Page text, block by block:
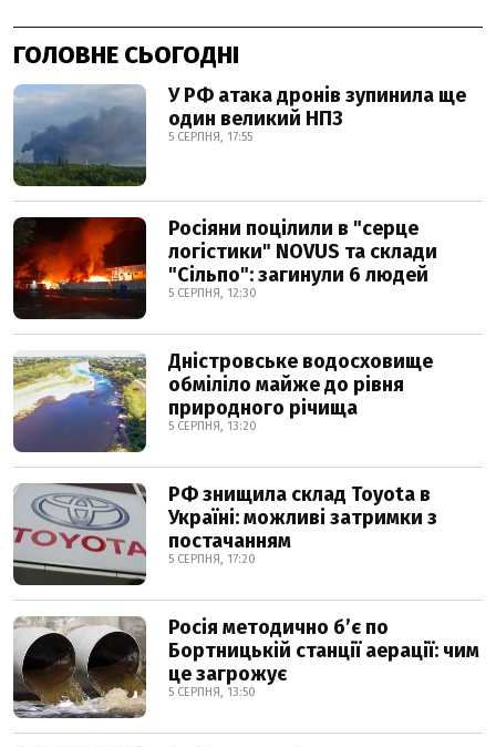
ГОЛОВНЕ СЬОГОДНІ
У РФ атака дронів зупинила ще
один великий НПЗ
5 СЕРПНЯ, 17:55
Росіяни поцілили в "серце
логістики" NOVUS та склади
"Сільпо": загинули 6 людей
5 СЕРПНЯ, 12:30
Дністровське водосховище
обміліло майже до рівня
природного річища
5 СЕРПНЯ, 13:20
РФ знищила склад Toyota в
Україні: можливі затримки з
постачанням
5 СЕРПНЯ, 17:20
Росія методично б’є по
Бортницькій станції аерації: чим
це загрожує
5 СЕРПНЯ, 13:50